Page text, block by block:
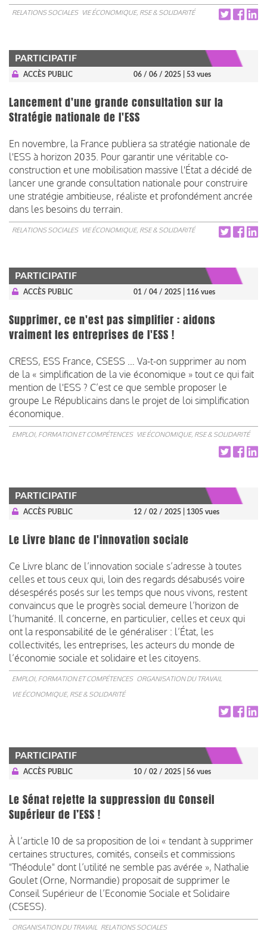
RELATIONS SOCIALES VIE ÉCONOMIQUE, RSE & SOLIDARITÉ
PARTICIPATIF
ACCÈS PUBLIC 06 / 06 / 2025 | 53 vues
Lancement d'une grande consultation sur la
Stratégie nationale de l'ESS
En novembre, la France publiera sa stratégie nationale de
l'ESS à horizon 2035. Pour garantir une véritable co-
construction et une mobilisation massive l'État a décidé de
lancer une grande consultation nationale pour construire
une stratégie ambitieuse, réaliste et profondément ancrée
dans les besoins du terrain.
RELATIONS SOCIALES VIE ÉCONOMIQUE, RSE & SOLIDARITÉ
PARTICIPATIF
ACCÈS PUBLIC 01 / 04 / 2025 | 116 vues
Supprimer, ce n'est pas simplifier : aidons
vraiment les entreprises de l'ESS !
CRESS, ESS France, CSESS … Va-t-on supprimer au nom
de la « simplification de la vie économique » tout ce qui fait
mention de l'ESS ? C’est ce que semble proposer le
groupe Le Républicains dans le projet de loi simplification
économique.
EMPLOI, FORMATION ET COMPÉTENCES VIE ÉCONOMIQUE, RSE & SOLIDARITÉ
PARTICIPATIF
ACCÈS PUBLIC 12 / 02 / 2025 | 1305 vues
Le Livre blanc de l'innovation sociale
Ce Livre blanc de l’innovation sociale s’adresse à toutes
celles et tous ceux qui, loin des regards désabusés voire
désespérés posés sur les temps que nous vivons, restent
convaincus que le progrès social demeure l’horizon de
l’humanité. Il concerne, en particulier, celles et ceux qui
ont la responsabilité de le généraliser : l’État, les
collectivités, les entreprises, les acteurs du monde de
l’économie sociale et solidaire et les citoyens.
EMPLOI, FORMATION ET COMPÉTENCES ORGANISATION DU TRAVAIL
VIE ÉCONOMIQUE, RSE & SOLIDARITÉ
PARTICIPATIF
ACCÈS PUBLIC 10 / 02 / 2025 | 56 vues
Le Sénat rejette la suppression du Conseil
Supérieur de l’ESS !
À l’article 10 de sa proposition de loi « tendant à supprimer
certaines structures, comités, conseils et commissions
"Théodule" dont l’utilité ne semble pas avérée », Nathalie
Goulet (Orne, Normandie) proposait de supprimer le
Conseil Supérieur de l’Economie Sociale et Solidaire
(CSESS).
ORGANISATION DU TRAVAIL RELATIONS SOCIALES